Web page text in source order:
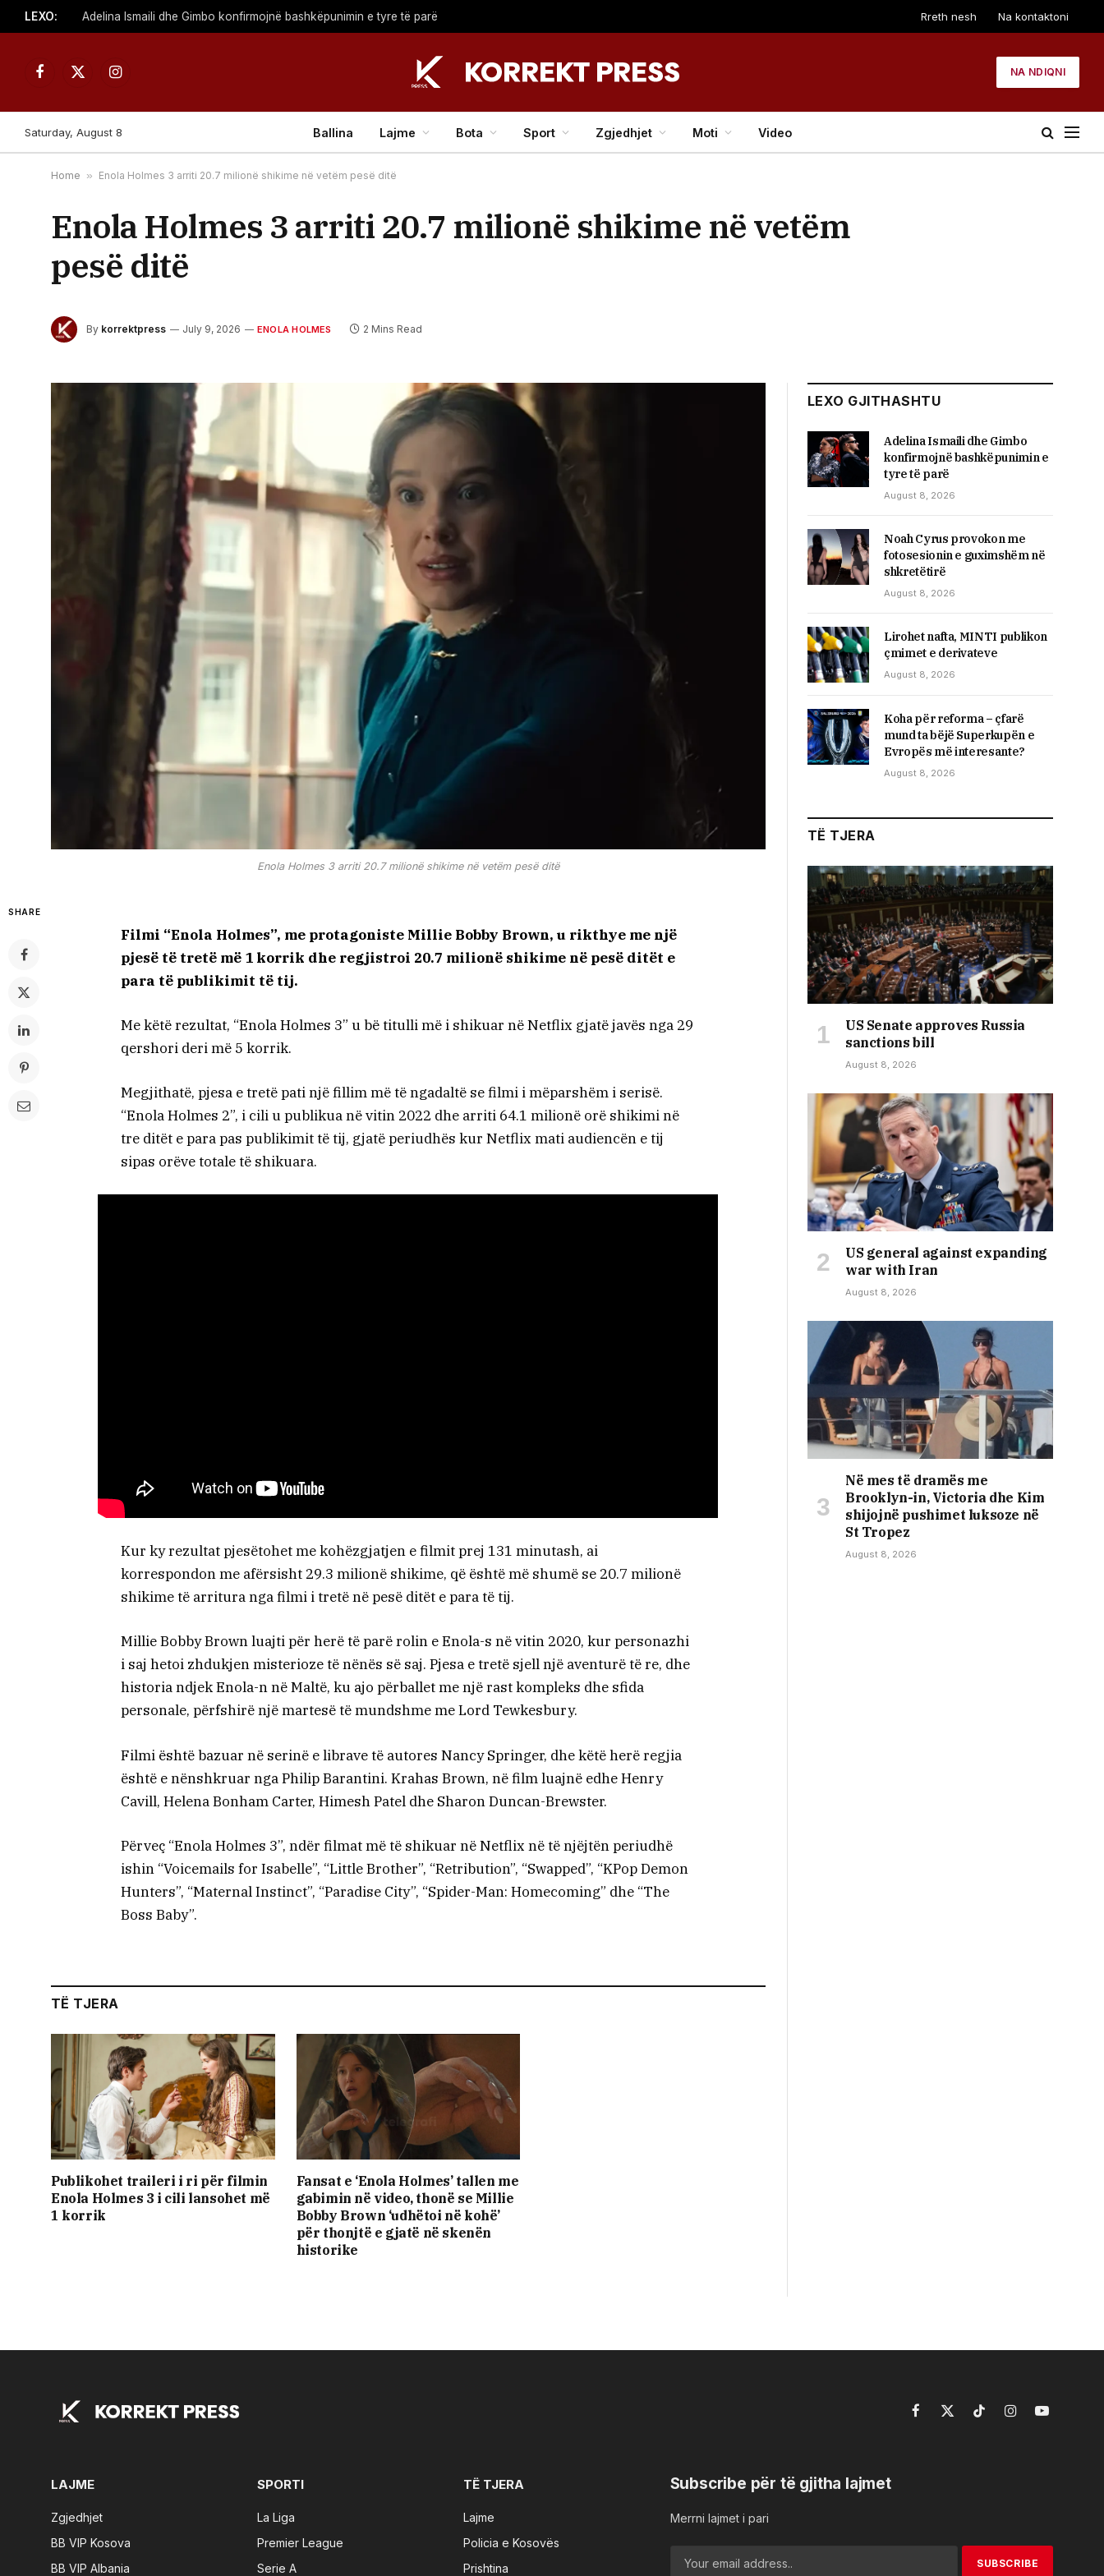
LEXO: Adelina Ismaili dhe Gimbo konfirmojnë bashkëpunimin e tyre të parë Rreth nesh Na kontaktoni
Facebook
X
Instagram
NA NDIQNI
Saturday, August 8 Ballina Lajme Bota Sport Zgjedhjet Moti Video
Home » Enola Holmes 3 arriti 20.7 milionë shikime në vetëm pesë ditë
Enola Holmes 3 arriti 20.7 milionë shikime në vetëm
pesë ditë
By korrektpress July 9, 2026 ENOLA HOLMES 2 Mins Read
Enola Holmes 3 arriti 20.7 milionë shikime në vetëm pesë ditë
SHARE
Filmi “Enola Holmes”, me protagoniste Millie Bobby Brown, u rikthye me një
pjesë të tretë më 1 korrik dhe regjistroi 20.7 milionë shikime në pesë ditët e
para të publikimit të tij.
Me këtë rezultat, “Enola Holmes 3” u bë titulli më i shikuar në Netflix gjatë javës nga 29
qershori deri më 5 korrik.
Megjithatë, pjesa e tretë pati një fillim më të ngadaltë se filmi i mëparshëm i serisë.
“Enola Holmes 2”, i cili u publikua në vitin 2022 dhe arriti 64.1 milionë orë shikimi në
tre ditët e para pas publikimit të tij, gjatë periudhës kur Netflix mati audiencën e tij
sipas orëve totale të shikuara.
Kur ky rezultat pjesëtohet me kohëzgjatjen e filmit prej 131 minutash, ai
korrespondon me afërsisht 29.3 milionë shikime, që është më shumë se 20.7 milionë
shikime të arritura nga filmi i tretë në pesë ditët e para të tij.
Millie Bobby Brown luajti për herë të parë rolin e Enola-s në vitin 2020, kur personazhi
i saj hetoi zhdukjen misterioze të nënës së saj. Pjesa e tretë sjell një aventurë të re, dhe
historia ndjek Enola-n në Maltë, ku ajo përballet me një rast kompleks dhe sfida
personale, përfshirë një martesë të mundshme me Lord Tewkesbury.
Filmi është bazuar në serinë e librave të autores Nancy Springer, dhe këtë herë regjia
është e nënshkruar nga Philip Barantini. Krahas Brown, në film luajnë edhe Henry
Cavill, Helena Bonham Carter, Himesh Patel dhe Sharon Duncan-Brewster.
Përveç “Enola Holmes 3”, ndër filmat më të shikuar në Netflix në të njëjtën periudhë
ishin “Voicemails for Isabelle”, “Little Brother”, “Retribution”, “Swapped”, “KPop Demon
Hunters”, “Maternal Instinct”, “Paradise City”, “Spider-Man: Homecoming” dhe “The
Boss Baby”.
TË TJERA
Publikohet traileri i ri për filmin
Enola Holmes 3 i cili lansohet më
1 korrik
Fansat e ‘Enola Holmes’ tallen me
gabimin në video, thonë se Millie
Bobby Brown ‘udhëtoi në kohë’
për thonjtë e gjatë në skenën
historike
LEXO GJITHASHTU
Adelina Ismaili dhe Gimbo
konfirmojnë bashkëpunimin e
tyre të parë
August 8, 2026
Noah Cyrus provokon me
fotosesionin e guximshëm në
shkretëtirë
August 8, 2026
Lirohet nafta, MINTI publikon
çmimet e derivateve
August 8, 2026
Koha për reforma – çfarë
mund ta bëjë Superkupën e
Evropës më interesante?
August 8, 2026
TË TJERA
US Senate approves Russia
sanctions bill
August 8, 2026
US general against expanding
war with Iran
August 8, 2026
Në mes të dramës me
Brooklyn-in, Victoria dhe Kim
shijojnë pushimet luksoze në
St Tropez
August 8, 2026
Facebook
X
TikTokInstagramYouTube
LAJME
Zgjedhjet
BB VIP Kosova
BB VIP Albania
SPORTI
La Liga
Premier League
Serie A
TË TJERA
Lajme
Policia e Kosovës
Prishtina
Subscribe për të gjitha lajmet
Merrni lajmet i pari